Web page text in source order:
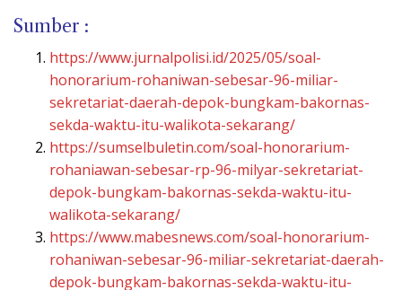
Sumber :
https://www.jurnalpolisi.id/2025/05/soal-
honorarium-rohaniwan-sebesar-96-miliar-
sekretariat-daerah-depok-bungkam-bakornas-
sekda-waktu-itu-walikota-sekarang/
https://sumselbuletin.com/soal-honorarium-
rohaniawan-sebesar-rp-96-milyar-sekretariat-
depok-bungkam-bakornas-sekda-waktu-itu-
walikota-sekarang/
https://www.mabesnews.com/soal-honorarium-
rohaniwan-sebesar-96-miliar-sekretariat-daerah-
depok-bungkam-bakornas-sekda-waktu-itu-